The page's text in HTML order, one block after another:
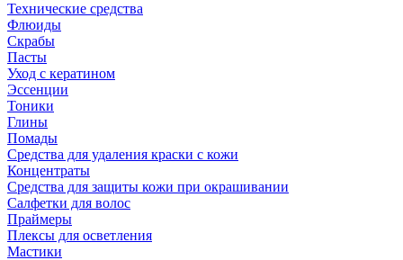
Технические средства
Флюиды
Скрабы
Пасты
Уход с кератином
Эссенции
Тоники
Глины
Помады
Средства для удаления краски с кожи
Концентраты
Средства для защиты кожи при окрашивании
Салфетки для волос
Праймеры
Плексы для осветления
Мастики